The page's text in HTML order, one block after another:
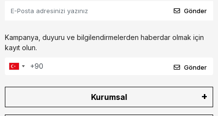
Gönder
Kampanya, duyuru ve bilgilendirmelerden haberdar olmak için
kayıt olun.
Gönder
Kurumsal